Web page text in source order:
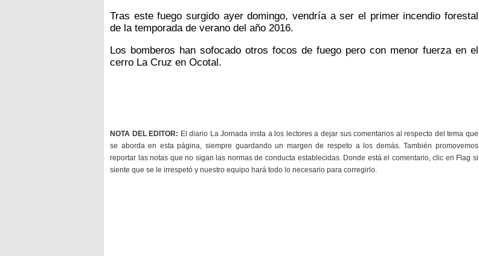
Tras este fuego surgido ayer domingo, vendría a ser el primer incendio forestal
de la temporada de verano del año 2016.
Los bomberos han sofocado otros focos de fuego pero con menor fuerza en el
cerro La Cruz en Ocotal.
NOTA DEL EDITOR: El diario La Jornada insta a los lectores a dejar sus comentarios al respecto del tema que
se aborda en esta página, siempre guardando un margen de respeto a los demás. También promovemos
reportar las notas que no sigan las normas de conducta establecidas. Donde está el comentario, clic en Flag si
siente que se le irrespetó y nuestro equipo hará todo lo necesario para corregirlo.